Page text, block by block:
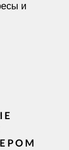
и